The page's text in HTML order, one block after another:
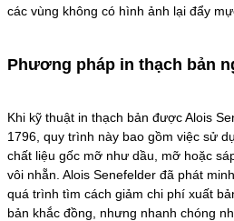
các vùng không có hình ảnh lại đẩy
Phương pháp in thạch bản
Khi kỹ thuật in thạch bản được Alois
1796, quy trình này bao gồm việc sử
chất liệu gốc mỡ như dầu, mỡ hoặc
vôi nhẵn. Alois Senefelder đã phát
quá trình tìm cách giảm chi phí xuất
bản khắc đồng, nhưng nhanh chóng